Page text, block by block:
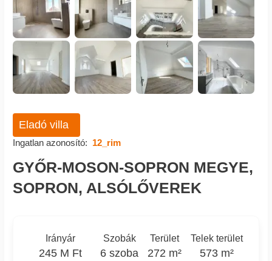
Eladó villa
Ingatlan azonosító: 12_rim
GYŐR-MOSON-SOPRON MEGYE,
SOPRON, ALSÓLŐVEREK
Irányár
245 M Ft
Szobák
6 szoba
Terület
272 m²
Telek terület
573 m²